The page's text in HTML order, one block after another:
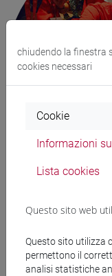
Attività
chiudendo la finestra
cookies necessari
Cookie
Informazioni
Lista cookies
Questo sito web
Questo sito utilizza
permettono il
analisi statistiche